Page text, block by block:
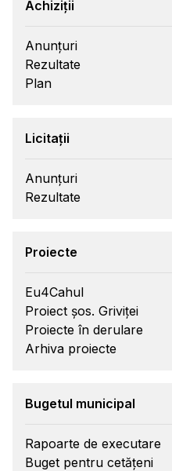
Achiziții
Anunțuri
Rezultate
Plan
Licitații
Anunțuri
Rezultate
Proiecte
Eu4Cahul
Proiect șos. Griviței
Proiecte în derulare
Arhiva proiecte
Bugetul municipal
Rapoarte de executare
Buget pentru cetățeni